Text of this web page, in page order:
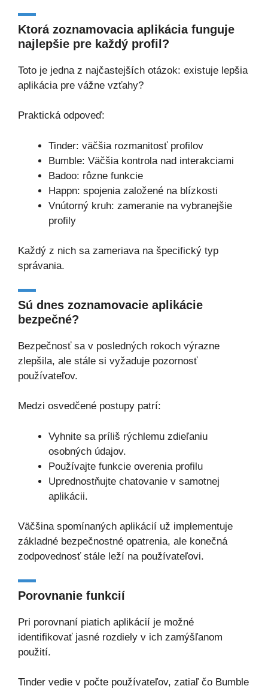
Ktorá zoznamovacia aplikácia funguje
najlepšie pre každý profil?
Toto je jedna z najčastejších otázok: existuje lepšia
aplikácia pre vážne vzťahy?
Praktická odpoveď:
Tinder: väčšia rozmanitosť profilov
Bumble: Väčšia kontrola nad interakciami
Badoo: rôzne funkcie
Happn: spojenia založené na blízkosti
Vnútorný kruh: zameranie na vybranejšie
profily
Každý z nich sa zameriava na špecifický typ
správania.
Sú dnes zoznamovacie aplikácie
bezpečné?
Bezpečnosť sa v posledných rokoch výrazne
zlepšila, ale stále si vyžaduje pozornosť
používateľov.
Medzi osvedčené postupy patrí:
Vyhnite sa príliš rýchlemu zdieľaniu
osobných údajov.
Používajte funkcie overenia profilu
Uprednostňujte chatovanie v samotnej
aplikácii.
Väčšina spomínaných aplikácií už implementuje
základné bezpečnostné opatrenia, ale konečná
zodpovednosť stále leží na používateľovi.
Porovnanie funkcií
Pri porovnaní piatich aplikácií je možné
identifikovať jasné rozdiely v ich zamýšľanom
použití.
Tinder vedie v počte používateľov, zatiaľ čo Bumble